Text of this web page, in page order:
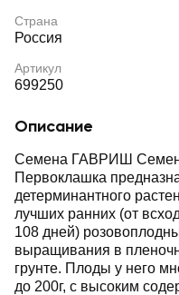
Страна
Россия
Артикул
699250
Описание
Семена ГАВРИШ
Первоклашка
детерминантного
лучших ранних (от
108 дней)
выращивания в
грунте. Плоды у него
до 200г, с высоким